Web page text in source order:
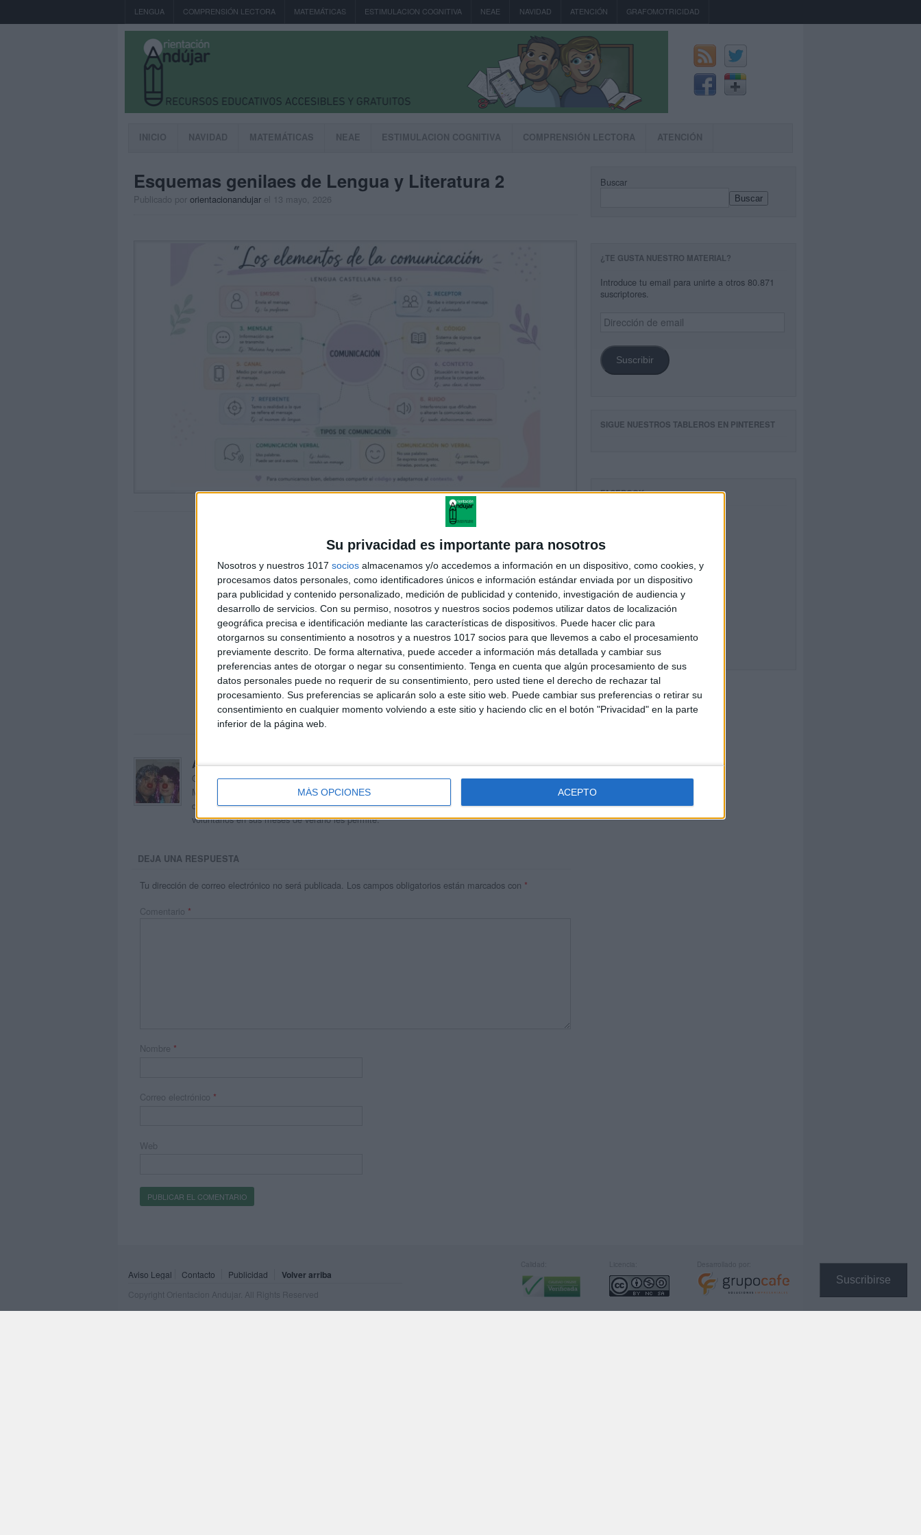
Su privacidad es importante para nosotros
Nosotros y nuestros 1017 socios almacenamos y/o accedemos a información en un dispositivo, como cookies, y
procesamos datos personales, como identificadores únicos e información estándar enviada por un dispositivo
para publicidad y contenido personalizado, medición de publicidad y contenido, investigación de audiencia y
desarrollo de servicios. Con su permiso, nosotros y nuestros socios podemos utilizar datos de localización
geográfica precisa e identificación mediante las características de dispositivos. Puede hacer clic para
otorgarnos su consentimiento a nosotros y a nuestros 1017 socios para que llevemos a cabo el procesamiento
previamente descrito. De forma alternativa, puede acceder a información más detallada y cambiar sus
preferencias antes de otorgar o negar su consentimiento. Tenga en cuenta que algún procesamiento de sus
datos personales puede no requerir de su consentimiento, pero usted tiene el derecho de rechazar tal
procesamiento. Sus preferencias se aplicarán solo a este sitio web. Puede cambiar sus preferencias o retirar su
consentimiento en cualquier momento volviendo a este sitio y haciendo clic en el botón "Privacidad" en la parte
inferior de la página web.
MÁS OPCIONES ACEPTO
Suscribirse
LENGUA COMPRENSIÓN LECTORA MATEMÁTICAS ESTIMULACION COGNITIVA NEAE NAVIDAD ATENCIÓN GRAFOMOTRICIDAD
INICIO NAVIDAD MATEMÁTICAS NEAE ESTIMULACION COGNITIVA COMPRENSIÓN LECTORA ATENCIÓN
Esquemas genilaes de Lengua y Literatura 2
Publicado por orientacionandujar el 13 mayo, 2026
Acerca de orientacionandujar
Orientación Andújar no es solo un blog, es la apuesta personal de dos profesores Ginés y
Maribel, que además de ser pareja, son los encargados de los contenidos que encontramos
dentro del blog y en el cual, vuelcan la mayor parte del tiempo, que sus tareas como docentes, y
voluntarios en sus meses de verano les permite.
DEJA UNA RESPUESTA
Tu dirección de correo electrónico no será publicada. Los campos obligatorios están marcados con *
Comentario *
Nombre *
Correo electrónico *
Web
Buscar
Buscar
¿TE GUSTA NUESTRO MATERIAL?
Introduce tu email para unirte a otros 80.871
suscriptores.
Dirección
de
Suscribir
SIGUE NUESTROS TABLEROS EN PINTEREST
FACEBOOK
Aviso Legal Contacto Publicidad Volver arriba